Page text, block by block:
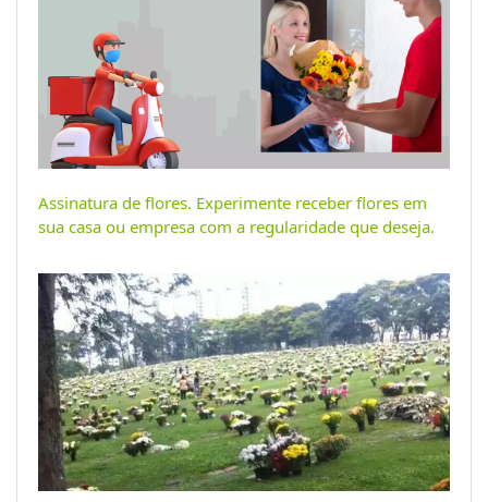
Assinatura de flores. Experimente receber flores em
sua casa ou empresa com a regularidade que deseja.